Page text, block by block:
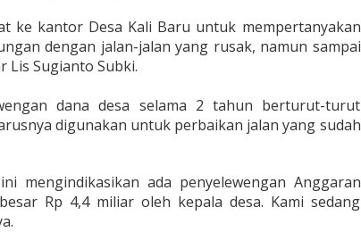
ke kantor Desa Kali Baru untuk mempertanyakan
dengan jalan-jalan yang rusak, namun sampai
Lis Sugianto Subki.
dana desa selama 2 tahun berturut-turut
digunakan untuk perbaikan jalan yang sudah
mengindikasikan ada penyelewengan Anggaran
Rp 4,4 miliar oleh kepala desa. Kami sedang